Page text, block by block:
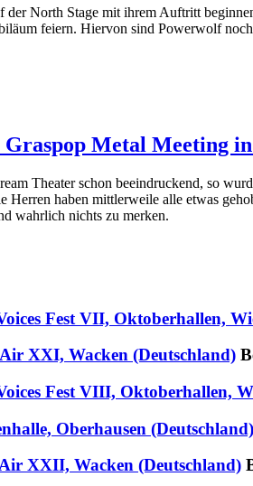
North Stage mit ihrem Auftritt
feiern. Hiervon sind Powerwolf
Metal Meeting in
Theater schon beeindruckend, so
Herren haben mittlerweile alle etwas
wahrlich nichts zu merken.
Fest VII, Oktoberhallen,
XXI, Wacken (Deutschland)
Fest VIII, Oktoberhallen,
Oberhausen (Deutschland)
XXII, Wacken (Deutschland)